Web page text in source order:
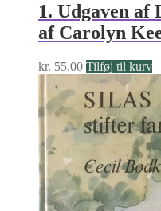
1. Udgaven af
af Carolyn
kr. 55.00 Tilføj til kurv